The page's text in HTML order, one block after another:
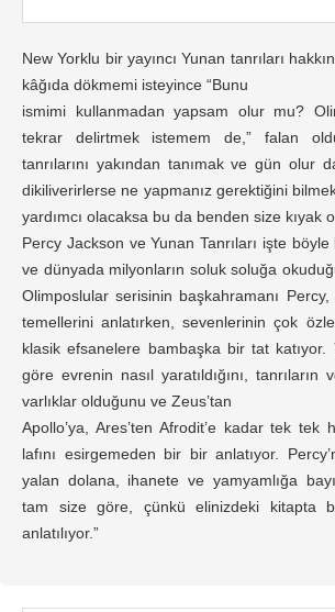
New Yorklu bir yayıncı Yunan tanrıları
kâğıda dökmemi isteyince “Bunu
ismimi kullanmadan yapsam olur mu?
tekrar delirtmek istemem de,” falan
tanrılarını yakından tanımak ve gün olur
dikiliverirlerse ne yapmanız gerektiğini
yardımcı olacaksa bu da benden size kıyak
Percy Jackson ve Yunan Tanrıları işte böyle
ve dünyada milyonların soluk soluğa
Olimposlular serisinin başkahramanı Percy,
temellerini anlatırken, sevenlerinin çok
klasik efsanelere bambaşka bir tat katıyor.
göre evrenin nasıl yaratıldığını, tanrıların
varlıklar olduğunu ve Zeus’tan
Apollo’ya, Ares’ten Afrodit’e kadar tek tek
lafını esirgemeden bir bir anlatıyor.
yalan dolana, ihanete ve yamyamlığa
tam size göre, çünkü elinizdeki kitapta
anlatılıyor.”